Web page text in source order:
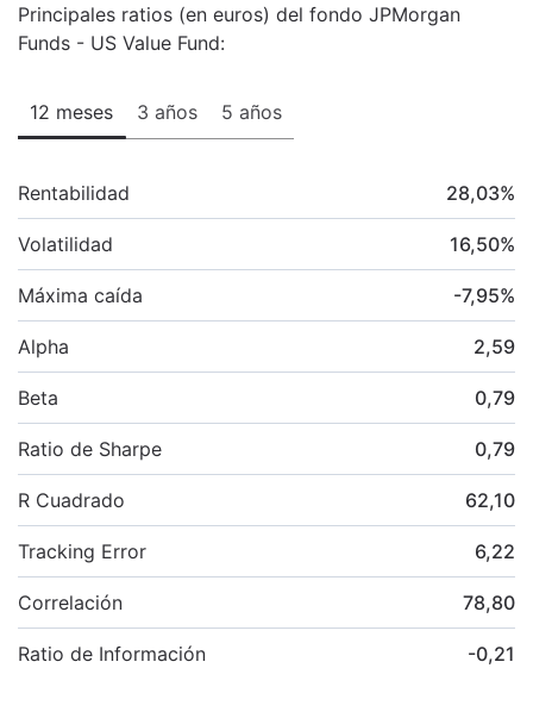
Principales ratios (en euros) del fondo JPMorgan
Funds - US Value Fund:
12 meses 3 años 5 años
Rentabilidad 28,03%
Volatilidad 16,50%
Máxima caída -7,95%
Alpha 2,59
Beta 0,79
Ratio de Sharpe 0,79
R Cuadrado 62,10
Tracking Error 6,22
Correlación 78,80
Ratio de Información -0,21